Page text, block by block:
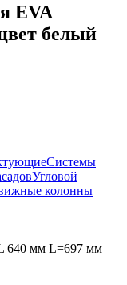
EVA
белый
Системы
Угловой
колонны
640 мм L=697 мм